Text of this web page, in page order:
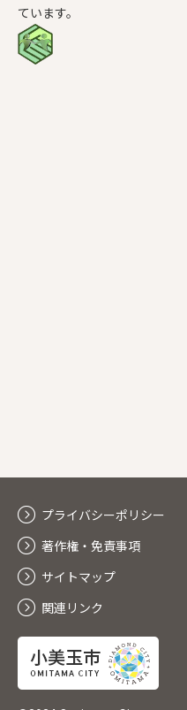
ています。
プライバシーポリシー
著作権・免責事項
サイトマップ
関連リンク